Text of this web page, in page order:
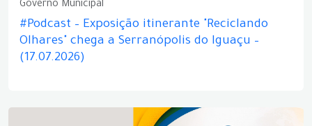
Governo Municipal
#Podcast – Exposição itinerante "Reciclando
Olhares" chega a Serranópolis do Iguaçu –
(17.07.2026)